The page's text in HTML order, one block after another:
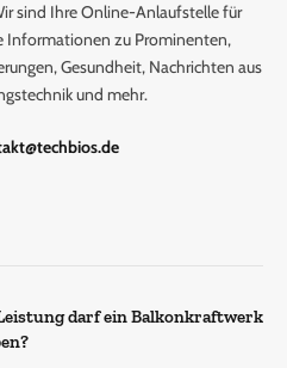
sind Ihre Online-Anlaufstelle für
Informationen zu Prominenten,
Gesundheit, Nachrichten aus
und mehr.
darf ein Balkonkraftwerk